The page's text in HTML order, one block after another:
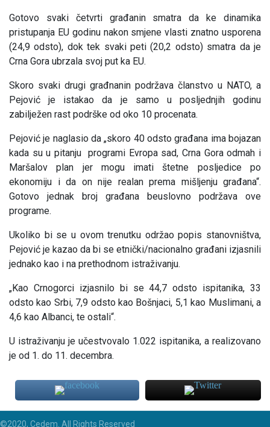
Gotovo svaki četvrti građanin smatra da ke dinamika
pristupanja EU godinu nakon smjene vlasti znatno usporena
(24,9 odsto), dok tek svaki peti (20,2 odsto) smatra da je
Crna Gora ubrzala svoj put ka EU.
Skoro svaki drugi građnanin podržava članstvo u NATO, a
Pejović je istakao da je samo u posljednjih godinu
zabilježen rast podrške od oko 10 procenata.
Pejović je naglasio da „skoro 40 odsto građana ima bojazan
kada su u pitanju programi Evropa sad, Crna Gora odmah i
Maršalov plan jer mogu imati štetne posljedice po
ekonomiju i da on nije realan prema mišljenju građana“.
Gotovo jednak broj građana beuslovno podržava ove
programe.
Ukoliko bi se u ovom trenutku održao popis stanovništva,
Pejović je kazao da bi se etnički/nacionalno građani izjasnili
jednako kao i na prethodnom istraživanju.
„Kao Crnogorci izjasnilo bi se 44,7 odsto ispitanika, 33
odsto kao Srbi, 7,9 odsto kao Bošnjaci, 5,1 kao Muslimani, a
4,6 kao Albanci, te ostali“.
U istraživanju je učestvovalo 1.022 ispitanika, a realizovano
je od 1. do 11. decembra.
©2020, Cedem. All Rights Reserved